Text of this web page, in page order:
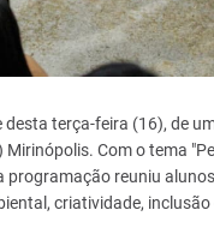
terça-feira (16), de
Com o tema
reuniu
criatividade,